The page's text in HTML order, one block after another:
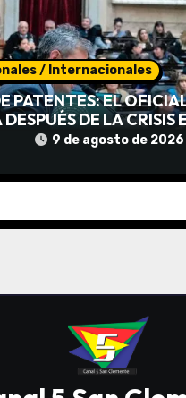
/ Internacionales
PATENTES: EL
DE LA CRISIS
9 de agosto de 2026